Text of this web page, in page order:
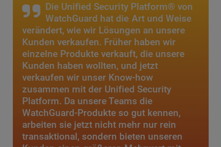
Die Unified Security Platform® von
WatchGuard hat die Art und Weise
verändert, wie wir Lösungen an unsere
Kunden verkaufen. Früher haben wir
einzelne Produkte verkauft, die unsere
Kunden haben wollten, und jetzt
verkaufen wir unser Know-how
zusammen mit der Unified Security
Platform. Da unsere Teams die
WatchGuard-Produkte so gut kennen,
arbeiten sie jetzt nicht mehr nur rein
transaktional, sondern bieten unseren